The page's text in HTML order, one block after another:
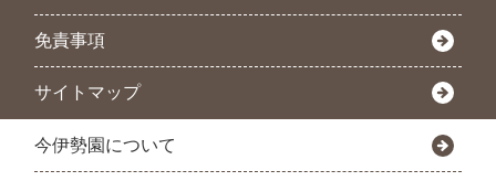
免責事項
サイトマップ
今伊勢園について